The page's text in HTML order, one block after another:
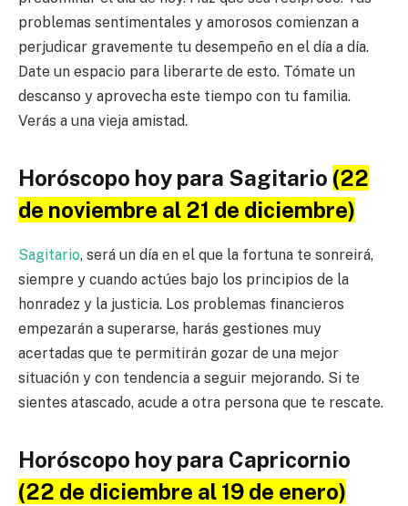
problemas sentimentales y amorosos comienzan a
perjudicar gravemente tu desempeño en el día a día.
Date un espacio para liberarte de esto. Tómate un
descanso y aprovecha este tiempo con tu familia.
Verás a una vieja amistad.
Horóscopo hoy para Sagitario (22
de noviembre al 21 de diciembre)
Sagitario, será un día en el que la fortuna te sonreirá,
siempre y cuando actúes bajo los principios de la
honradez y la justicia. Los problemas financieros
empezarán a superarse, harás gestiones muy
acertadas que te permitirán gozar de una mejor
situación y con tendencia a seguir mejorando. Si te
sientes atascado, acude a otra persona que te rescate.
Horóscopo hoy para Capricornio
(22 de diciembre al 19 de enero)